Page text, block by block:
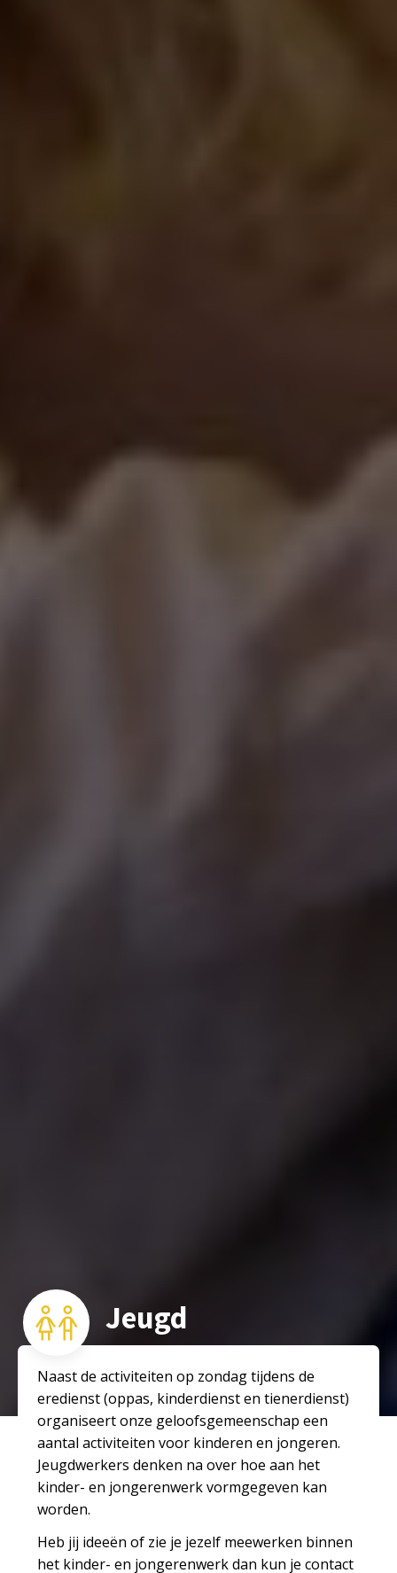
Jeugd
Naast de activiteiten op zondag tijdens de
eredienst (oppas, kinderdienst en tienerdienst)
organiseert onze geloofsgemeenschap een
aantal activiteiten voor kinderen en jongeren.
Jeugdwerkers denken na over hoe aan het
kinder- en jongerenwerk vormgegeven kan
worden.
Heb jij ideeën of zie je jezelf meewerken binnen
het kinder- en jongerenwerk dan kun je contact